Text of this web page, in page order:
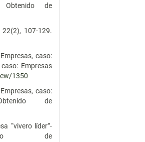
de
22(2), 107-129.
caso:
Empresas
1350
caso:
de
“vivero líder”-
de